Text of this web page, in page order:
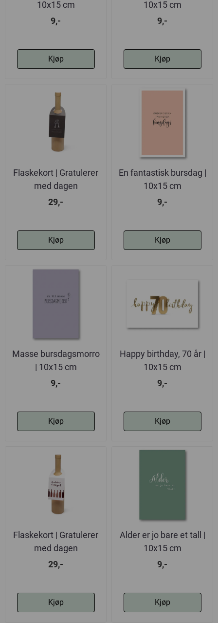
10x15 cm
9,-
Kjøp
10x15 cm
9,-
Kjøp
Flaskekort | Gratulerer
med dagen
29,-
Kjøp
En fantastisk bursdag |
10x15 cm
9,-
Kjøp
Masse bursdagsmorro
| 10x15 cm
9,-
Kjøp
Happy birthday, 70 år |
10x15 cm
9,-
Kjøp
Flaskekort | Gratulerer
med dagen
29,-
Kjøp
Alder er jo bare et tall |
10x15 cm
9,-
Kjøp